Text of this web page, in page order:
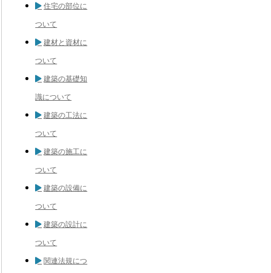
住宅の部位に
ついて
建材と資材に
ついて
建築の基礎知
識について
建築の工法に
ついて
建築の施工に
ついて
建築の設備に
ついて
建築の設計に
ついて
関連法規につ